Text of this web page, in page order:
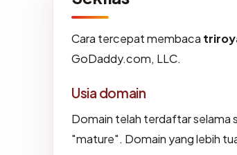
Cara tercepat membaca
GoDaddy.com, LLC.
Usia domain
Domain telah terdaftar selama
"mature". Domain yang lebih